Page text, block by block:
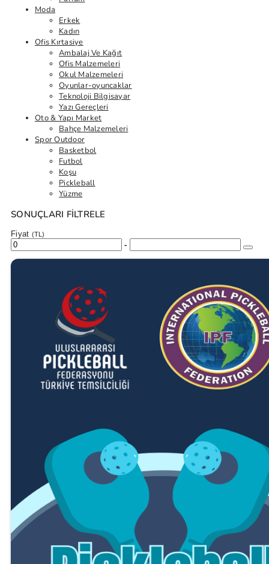
Moda
Erkek
Kadın
Ofis Kırtasiye
Ambalaj Ve Kağıt
Ofis Malzemeleri
Okul Malzemeleri
Oyunlar-oyuncaklar
Teknoloji Bilgisayar
Yazı Gereçleri
Oto & Yapı Market
Bahçe Malzemeleri
Spor Outdoor
Basketbol
Futbol
Koşu
Pickleball
Yüzme
SONUÇLARI FILTRELE
Fiyat (TL)
-